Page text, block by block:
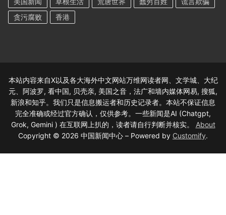
贪污腐败
香港
本站内容来自X以及各大海外中文网站万维网读者网、文学城、大纪
元、阿波罗, 看中国, 贝壳亲, 美国之音，法广和墙内媒体网易, 搜狐,
新浪和知乎。我们只是信息搬运者和历史记录者。本站不保证信息
完全准确或经过官方确认，仅供参考。一些新闻是AI (Chatgpt,
Grok, Gemini ) 在互联网上扒的，读者请自行判断并核实。 About
Copyright © 2026 中国新闻中心 – Powered by Customify.